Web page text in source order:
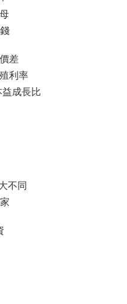
差
利率
成長比
不同